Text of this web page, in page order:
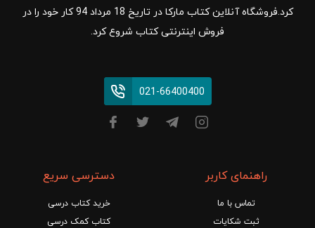
کرد.فروشگاه آنلاین کتاب مارکا در تاریخ 18 مرداد 94 کار خود را در
فروش اینترنتی کتاب شروع کرد.
021-66400400
راهنمای کاربر
تماس با ما
ثبت شکایات
دسترسی سریع
خرید کتاب درسی
کتاب کمک درسی